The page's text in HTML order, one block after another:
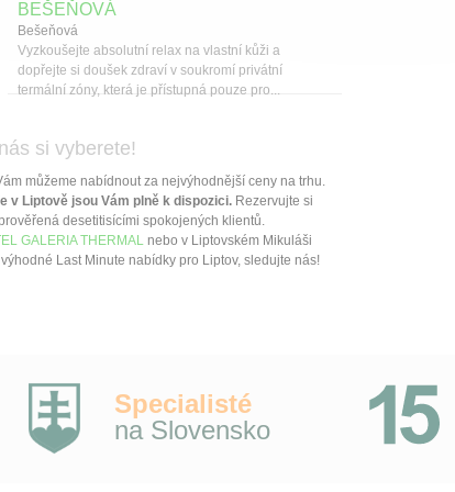
BEŠEŇOVÁ
Bešeňová
Vyzkoušejte absolutní relax na vlastní kůži a
dopřejte si doušek zdraví v soukromí privátní
termální zóny, která je přístupná pouze pro...
si vyberete!
můžeme nabídnout za nejvýhodnější ceny na trhu.
v Liptově jsou Vám plně k dispozici. Rezervujte si
desetitisícími spokojených klientů.
GALERIA THERMAL nebo v Liptovském Mikuláši
Last Minute nabídky pro Liptov, sledujte nás!
Specialisté
na Slovensko